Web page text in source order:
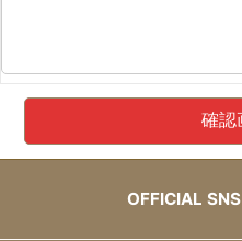
OFFICIAL SNS